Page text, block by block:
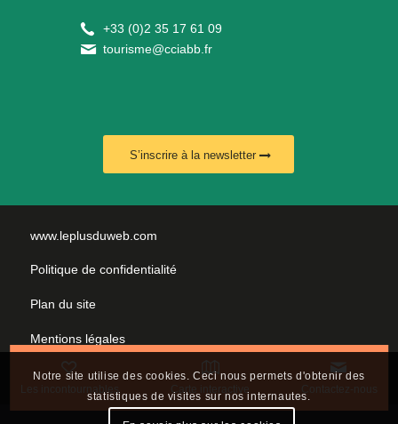
Les incontournables Carte interactive Contactez-nous
+33 (0)2 35 17 61 09
tourisme@cciabb.fr
S’inscrire à la newsletter
www.leplusduweb.com
Politique de confidentialité
Plan du site
Mentions légales
Nous contacter
Notre site utilise des cookies. Ceci nous permets d'obtenir des
statistiques de visites sur nos internautes.